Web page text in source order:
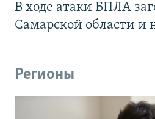
В ходе атаки БПЛА
Самарской области и
Регионы